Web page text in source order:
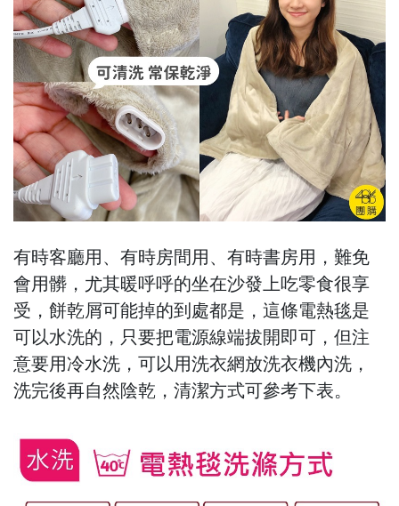
有時客廳用、有時房間用、有時書房用，難免
會用髒，尤其暖呼呼的坐在沙發上吃零食很享
受，餅乾屑可能掉的到處都是，這條電熱毯是
可以水洗的，只要把電源線端拔開即可，但注
意要用冷水洗，可以用洗衣網放洗衣機內洗，
洗完後再自然陰乾，清潔方式可參考下表。